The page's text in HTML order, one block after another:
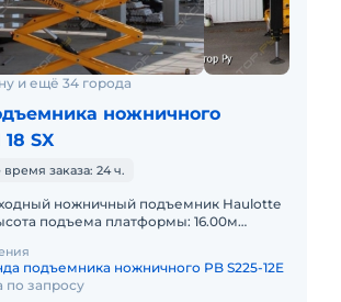
и ещё 34 города
ножничного
SX
заказа: 24 ч.
ножничный подъемник Haulotte
подъема платформы: 16.00м
1
подъемника ножничного PB S225-12E
по запросу